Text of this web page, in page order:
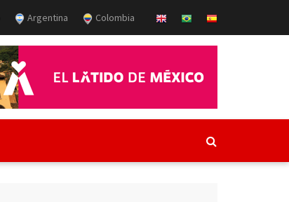
Argentina Colombia